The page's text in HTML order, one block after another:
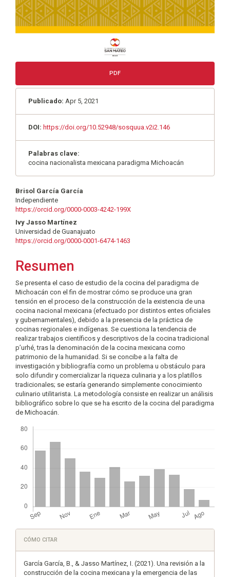
PDF
Publicado: Apr 5, 2021
DOI: https://doi.org/10.52948/sosquua.v2i2.146
Palabras clave:
cocina nacionalista mexicana paradigma Michoacán
Contenido
principal
del
artículo
Brisol García García
Independiente
https://orcid.org/0000-0003-4242-199X
Ivy Jasso Martínez
Universidad de Guanajuato
https://orcid.org/0000-0001-6474-1463
Resumen
Se presenta el caso de estudio de la cocina del paradigma de
Michoacán con el fin de mostrar cómo se produce una gran
tensión en el proceso de la construcción de la existencia de una
cocina nacional mexicana (efectuado por distintos entes oficiales
y gubernamentales), debido a la presencia de la práctica de
cocinas regionales e indígenas. Se cuestiona la tendencia de
realizar trabajos científicos y descriptivos de la cocina tradicional
p’urhé, tras la denominación de la cocina mexicana como
patrimonio de la humanidad. Si se concibe a la falta de
investigación y bibliografía como un problema u obstáculo para
solo difundir y comercializar la riqueza culinaria y a los platillos
tradicionales; se estaría generando simplemente conocimiento
culinario utilitarista. La metodología consiste en realizar un análisis
bibliográfico sobre lo que se ha escrito de la cocina del paradigma
de Michoacán.
Detalles
del
artículo
CÓMO CITAR
García García, B., & Jasso Martínez, I. (2021). Una revisión a la
construcción de la cocina mexicana y la emergencia de las